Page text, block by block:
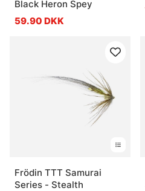
Black Heron Spey
59.90 DKK
Frödin TTT Samurai
Series - Stealth